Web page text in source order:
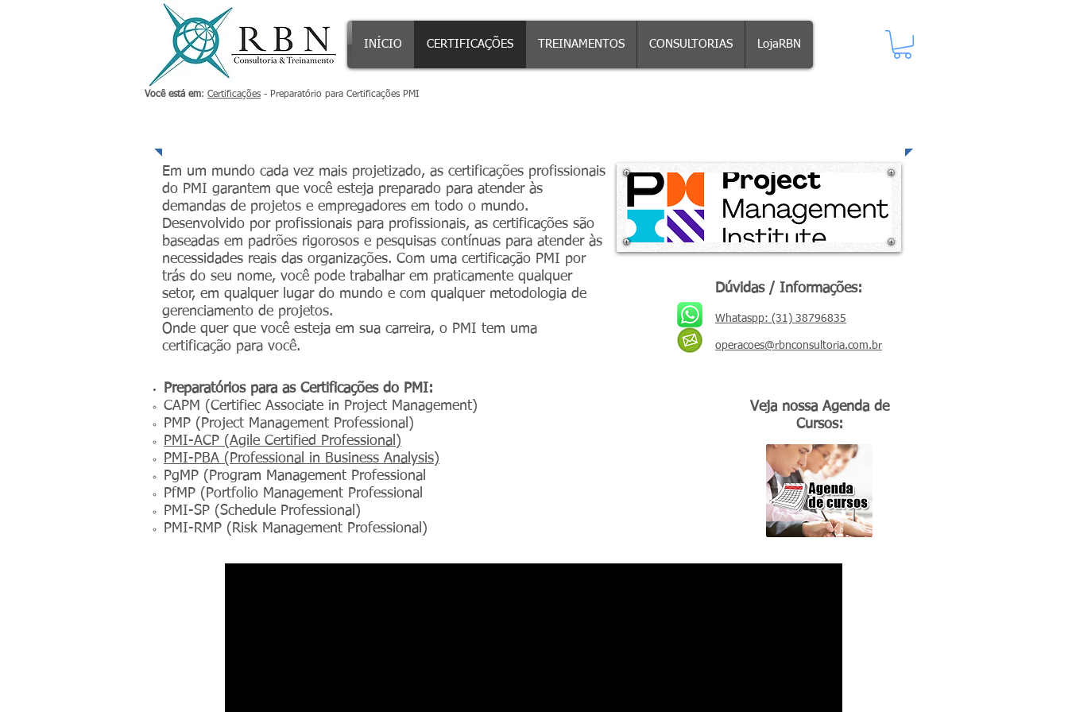
INÍCIO CERTIFICAÇÕES TREINAMENTOS CONSULTORIAS LojaRBN
Você está em: Certificações - Preparatório para Certificações PMI
Em um mundo cada vez mais projetizado, as certificações profissionais
do PMI garantem que você esteja preparado para atender às
demandas de projetos e empregadores em todo o mundo.
Desenvolvido por profissionais para profissionais, as certificações são
baseadas em padrões rigorosos e pesquisas contínuas para atender às
necessidades reais das organizações. Com uma certificação PMI por
trás do seu nome, você pode trabalhar em praticamente qualquer
setor, em qualquer lugar do mundo e com qualquer metodologia de
gerenciamento de projetos.
Onde quer que você esteja em sua carreira, o PMI tem uma
certificação para você.
Dúvidas / Informações:
Whataspp: (31) 38796835
operacoes@rbnconsultoria.com.br
Preparatórios para as Certificações do PMI:
CAPM (Certifiec Associate in Project Management)
PMP (Project Management Professional)
PMI-ACP (Agile Certified Professional)
PMI-PBA (Professional in Business Analysis)
PgMP (Program Management Professional
PfMP (Portfolio Management Professional
PMI-SP (Schedule Professional)
PMI-RMP (Risk Management Professional)
Veja nossa Agenda de
Cursos: